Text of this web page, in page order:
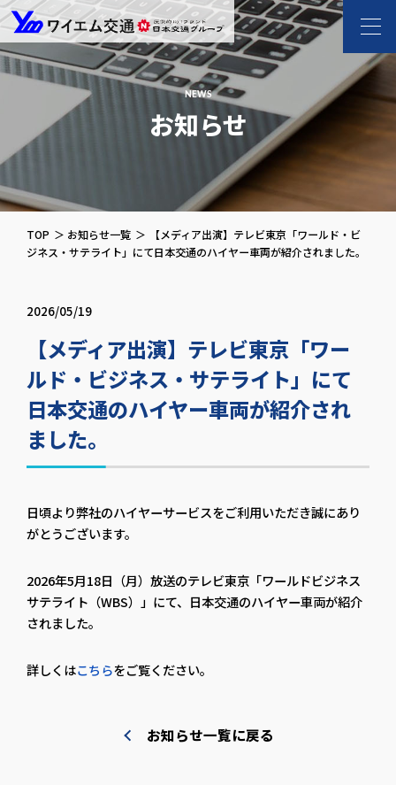
ワイエム交通 l 新
NEWS
お知らせ
TOP お知らせ一覧
【メディア出演】テレビ東京「ワールド・ビ
ジネス・サテライト」にて日本交通のハイヤー車両が紹介されました。
2026/05/19
【メディア出演】テレビ東京「ワー
ルド・ビジネス・サテライト」にて
日本交通のハイヤー車両が紹介され
ました。
日頃より弊社のハイヤーサービスをご利用いただき誠にあり
がとうございます。
2026年5月18日（月）放送のテレビ東京「ワールドビジネス
サテライト（WBS）」にて、日本交通のハイヤー車両が紹介
されました。
詳しくはこちらをご覧ください。
お知らせ一覧に戻る